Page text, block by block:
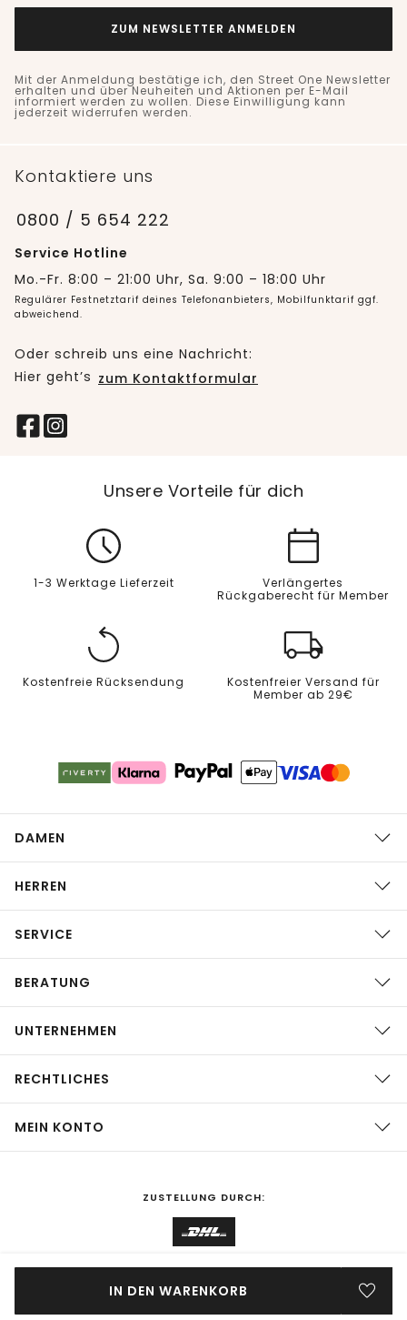
IN DEN WARENKORB
ZUM NEWSLETTER ANMELDEN
Mit der Anmeldung bestätige ich, den Street One Newsletter
erhalten und über Neuheiten und Aktionen per E-Mail
informiert werden zu wollen. Diese Einwilligung kann
jederzeit widerrufen werden.
Kontaktiere uns
0800 / 5 654 222
Service Hotline
Mo.-Fr. 8:00 – 21:00 Uhr, Sa. 9:00 – 18:00 Uhr
Regulärer Festnetztarif deines Telefonanbieters, Mobilfunktarif ggf.
abweichend.
Oder schreib uns eine Nachricht:
Hier geht’s zum Kontaktformular
Unsere Vorteile für dich
1-3 Werktage Lieferzeit
Verlängertes
Rückgaberecht für Member
Kostenfreie Rücksendung
Kostenfreier Versand für
Member ab 29€
DAMEN
HERREN
SERVICE
BERATUNG
UNTERNEHMEN
RECHTLICHES
MEIN KONTO
ZUSTELLUNG DURCH:
EINKAUFEN IN Deutschland